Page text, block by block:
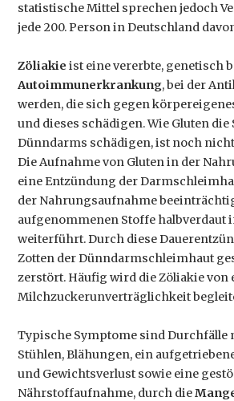
statistische Mittel sprechen jedoch
jede 200. Person in Deutschland
Zöliakie ist eine vererbte, genetisch
Autoimmunerkrankung, bei der
werden, die sich gegen
und dieses schädigen. Wie Gluten die
Dünndarms schädigen, ist noch
Die Aufnahme von Gluten in der
eine Entzündung der
der Nahrungsaufnahme
aufgenommenen Stoffe halbverdaut
weiterführt. Durch diese
Zotten der Dünndarmschleimhaut
zerstört. Häufig wird die Zöliakie von
Milchzuckerunverträglichkeit
Typische Symptome sind
Stühlen, Blähungen, ein
und Gewichtsverlust sowie eine
Nährstoffaufnahme, durch die